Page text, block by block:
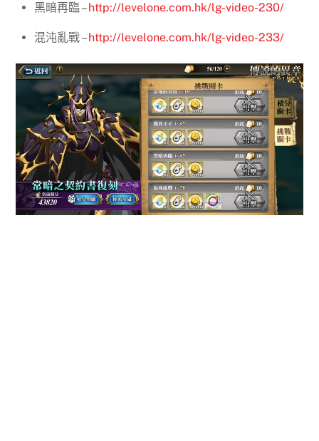
黑暗再臨 – http://levelone.com.hk/lg-video-230/
混沌亂戰 – http://levelone.com.hk/lg-video-233/